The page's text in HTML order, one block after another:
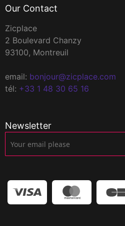
Our Contact
Zicplace
2 Boulevard Chanzy
93100, Montreuil
email: bonjour@zicplace.com
tél: +33 1 48 30 65 16
Newsletter